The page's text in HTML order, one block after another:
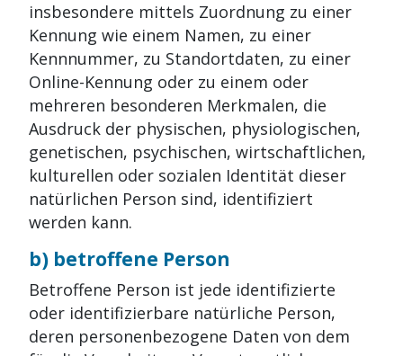
insbesondere mittels Zuordnung zu einer
Kennung wie einem Namen, zu einer
Kennnummer, zu Standortdaten, zu einer
Online-Kennung oder zu einem oder
mehreren besonderen Merkmalen, die
Ausdruck der physischen, physiologischen,
genetischen, psychischen, wirtschaftlichen,
kulturellen oder sozialen Identität dieser
natürlichen Person sind, identifiziert
werden kann.
b) betroffene Person
Betroffene Person ist jede identifizierte
oder identifizierbare natürliche Person,
deren personenbezogene Daten von dem